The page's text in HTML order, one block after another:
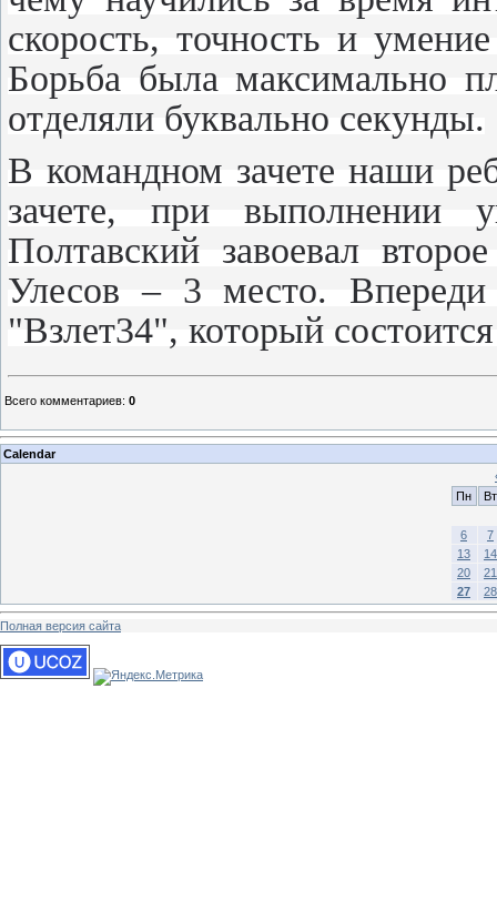
скорость, точность и
Борьба была максимально
отделяли буквально секунды.
В командном зачете наши
зачете, при выполнении
Полтавский завоевал
Улесов – 3 место. Впереди
"Взлет34", который
Всего комментариев: 0
Calendar
Пн
Вт
6
7
13
14
20
21
27
28
Полная версия сайта